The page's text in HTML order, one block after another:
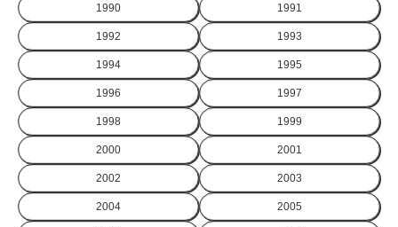
1990 1991
1992 1993
1994 1995
1996 1997
1998 1999
2000 2001
2002 2003
2004 2005